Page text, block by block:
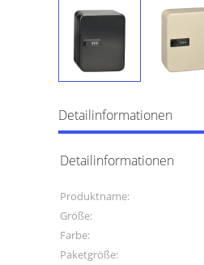
Detailinformationen
Detailinformationen
Produktname:
Größe:
Farbe:
Paketgröße: